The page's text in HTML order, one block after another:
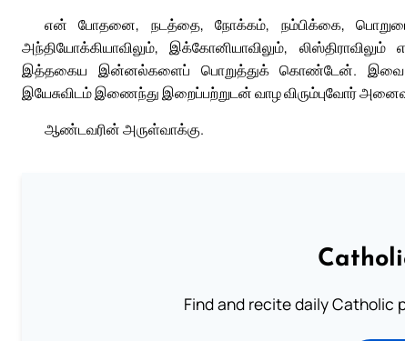
என் போதனை, நடத்தை, நோக்கம், நம்பிக்கை, பொறுமை,
அந்தியோக்கியாவிலும், இக்கோனியாவிலும்,
இத்தகைய இன்னல்களைப் பொறுத்துக் கொண்டேன். இவை
இயேசுவிடம் இணைந்து இறைப்பற்றுடன் வாழ விரும்புவோர்
ஆண்டவரின் அருள்வாக்கு.
Find and recite daily Catholic